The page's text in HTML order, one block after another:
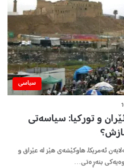
سیاسی
و تورکیا: سیاسەتی
ئەمریکا، هاوکێشەی هێز لە عێراق و
بنەڕەتی…